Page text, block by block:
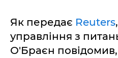
Як передає Reuters
управління з
О'Браєн